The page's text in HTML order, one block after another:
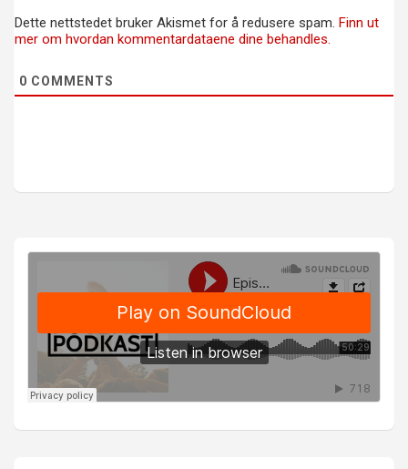
Dette nettstedet bruker Akismet for å redusere spam. Finn ut
mer om hvordan kommentardataene dine behandles.
0 COMMENTS